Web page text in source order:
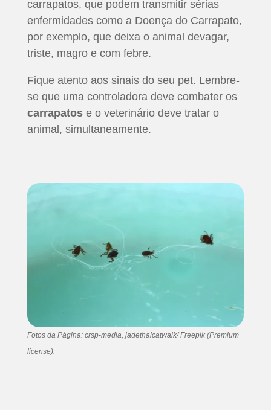
carrapatos, que podem transmitir sérias
enfermidades como a Doença do Carrapato,
por exemplo, que deixa o animal devagar,
triste, magro e com febre.
Fique atento aos sinais do seu pet. Lembre-
se que uma controladora deve combater os
carrapatose o veterinário deve tratar o
animal, simultaneamente.
Fotos da Página: crsp-media, jadethaicatwalk/ Freepik (Premium
license).